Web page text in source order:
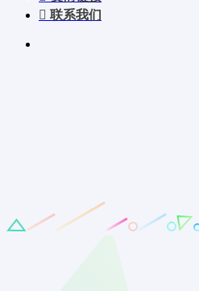
联系我们